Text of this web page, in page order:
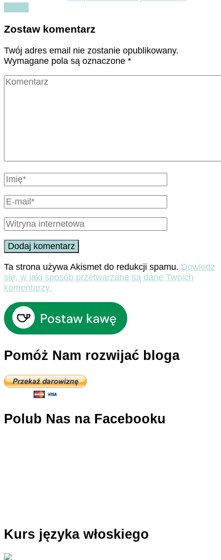
Zostaw komentarz
Twój adres email nie zostanie opublikowany.
Wymagane pola są oznaczone *
Ta strona używa Akismet do redukcji spamu. Dowiedz
się, w jaki sposób przetwarzane są dane Twoich
komentarzy.
Pomóż Nam rozwijać bloga
Polub Nas na Facebooku
Kurs języka włoskiego